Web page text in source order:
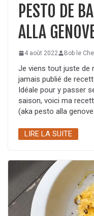
PESTO DE
ALLA
4 août 2022 Bob le
Je viens tout juste de
jamais publié de
Idéale pour y passer
saison, voici ma
(aka pesto alla
LIRE LA SUITE